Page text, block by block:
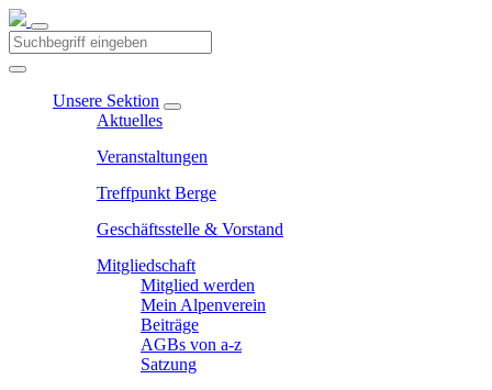
Unsere Sektion
Aktuelles
Veranstaltungen
Treffpunkt Berge
Geschäftsstelle & Vorstand
Mitgliedschaft
Mitglied werden
Mein Alpenverein
Beiträge
AGBs von a-z
Satzung